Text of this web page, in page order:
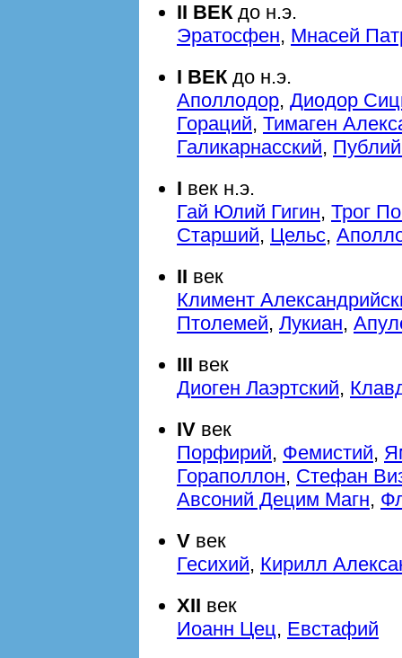
II ВЕКдо н.э.
Эратосфен, Мнасей
I ВЕКдо н.э.
Аполлодор, Диодор
Гораций, Тимаген
Галикарнасский,
I век н.э.
Гай Юлий Гигин, Трог
Старший, Цельс,
II век
Климент
Птолемей, Лукиан,
III век
Диоген Лаэртский,
IV век
Порфирий, Фемистий,
Гораполлон, Стефан
Авсоний Децим Магн,
V век
Гесихий, Кирилл
XII век
Иоанн Цец, Евстафий